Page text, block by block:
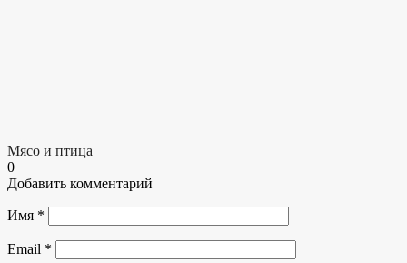
Мясо и птица
0
Добавить комментарий
Имя *
Email *